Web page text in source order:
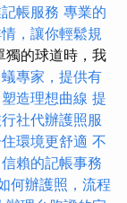
帳服務 專業的
，讓你輕鬆規
獨的球道時，我
專家，提供有
造理想曲線 提
社代辦護照服
環境更舒適 不
信賴的記帳事務
何辦護照，流程